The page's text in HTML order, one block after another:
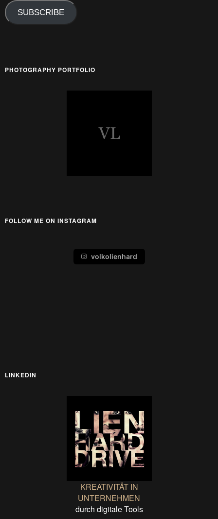
SUBSCRIBE
PHOTOGRAPHY PORTFOLIO
FOLLOW ME ON INSTAGRAM
volkolienhard
LINKEDIN
KREATIVITÄT IN
UNTERNEHMEN
durch digitale Tools